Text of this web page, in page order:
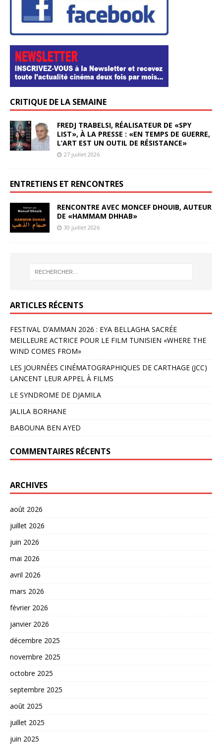
CRITIQUE DE LA SEMAINE
FREDJ TRABELSI, RÉALISATEUR DE «SPY
LIST», À LA PRESSE : «EN TEMPS DE GUERRE,
L’ART EST UN OUTIL DE RÉSISTANCE»
27 juillet 2026
ENTRETIENS ET RENCONTRES
RENCONTRE AVEC MONCEF DHOUIB, AUTEUR
DE «HAMMAM DHHAB»
30 juillet 2026
ARTICLES RÉCENTS
FESTIVAL D’AMMAN 2026 : EYA BELLAGHA SACRÉE
MEILLEURE ACTRICE POUR LE FILM TUNISIEN «WHERE THE
WIND COMES FROM»
LES JOURNÉES CINÉMATOGRAPHIQUES DE CARTHAGE (JCC)
LANCENT LEUR APPEL À FILMS
LE SYNDROME DE DJAMILA
JALILA BORHANE
BABOUNA BEN AYED
COMMENTAIRES RÉCENTS
ARCHIVES
août 2026
juillet 2026
juin 2026
mai 2026
avril 2026
mars 2026
février 2026
janvier 2026
décembre 2025
novembre 2025
octobre 2025
septembre 2025
août 2025
juillet 2025
juin 2025